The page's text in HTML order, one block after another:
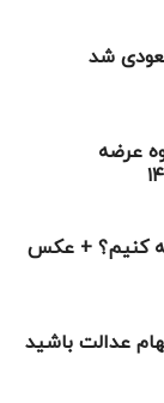
شد
عرضه
چه کنیم؟ + عکس
عدالت باشید